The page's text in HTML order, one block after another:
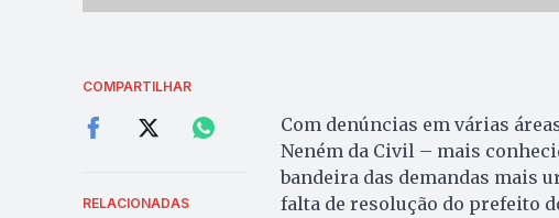
COMPARTILHAR
RELACIONADAS
Com denúncias em várias
Neném da Civil – mais
bandeira das demandas mais
falta de resolução do prefeito